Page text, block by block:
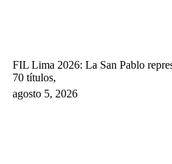
FIL Lima 2026: La San Pablo
70 títulos,
agosto 5, 2026